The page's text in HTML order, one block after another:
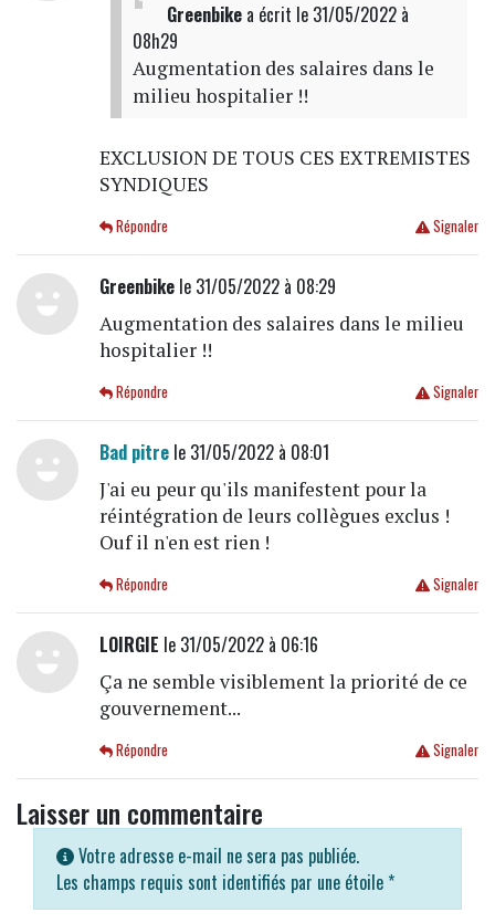
Greenbikea écrit le 31/05/2022 à
08h29
Augmentation des salaires dans le
milieu hospitalier !!
EXCLUSION DE TOUS CES EXTREMISTES
SYNDIQUES
Signaler
Répondre
Greenbikele 31/05/2022 à 08:29
Augmentation des salaires dans le milieu
hospitalier !!
Signaler
Répondre
Bad pitrele 31/05/2022 à 08:01
J'ai eu peur qu'ils manifestent pour la
réintégration de leurs collègues exclus !
Ouf il n'en est rien !
Signaler
Répondre
LOIRGIE le 31/05/2022 à 06:16
Ça ne semble visiblement la priorité de ce
gouvernement...
Signaler
Répondre
Laisser un commentaire
Votre adresse e-mail ne sera pas publiée.
Les champs requis sont identifiés par une étoile *